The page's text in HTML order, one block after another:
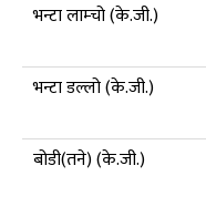
भन्टा लाम्चो (के.जी.)
भन्टा डल्लो (के.जी.)
बोडी(तने) (के.जी.)